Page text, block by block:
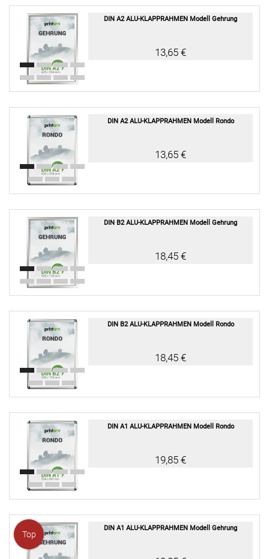
DIN A2 ALU-KLAPPRAHMEN Modell Gehrung
13,65 €
DIN A2 ALU-KLAPPRAHMEN Modell Rondo
13,65 €
DIN B2 ALU-KLAPPRAHMEN Modell Gehrung
18,45 €
DIN B2 ALU-KLAPPRAHMEN Modell Rondo
18,45 €
DIN A1 ALU-KLAPPRAHMEN Modell Rondo
19,85 €
Top
DIN A1 ALU-KLAPPRAHMEN Modell Gehrung